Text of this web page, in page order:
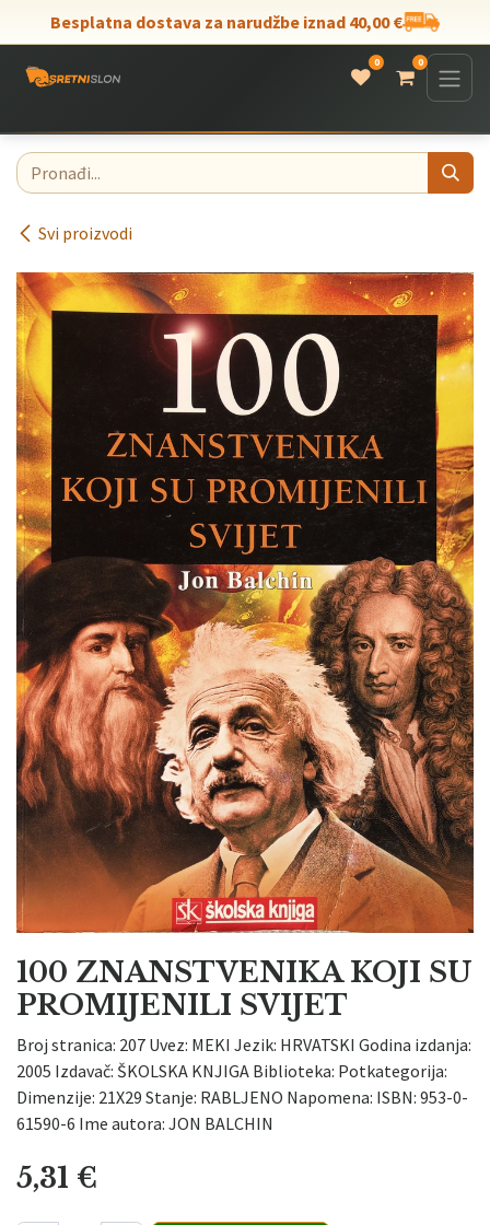
Skip to Content
Besplatna dostava za narudžbe iznad 40,00 €
0 0
Svi proizvodi
100 ZNANSTVENIKA KOJI SU
PROMIJENILI SVIJET
Broj stranica: 207 Uvez: MEKI Jezik: HRVATSKI Godina izdanja:
2005 Izdavač: ŠKOLSKA KNJIGA Biblioteka: Potkategorija:
Dimenzije: 21X29 Stanje: RABLJENO Napomena: ISBN: 953-0-
61590-6 Ime autora: JON BALCHIN
5,31 €